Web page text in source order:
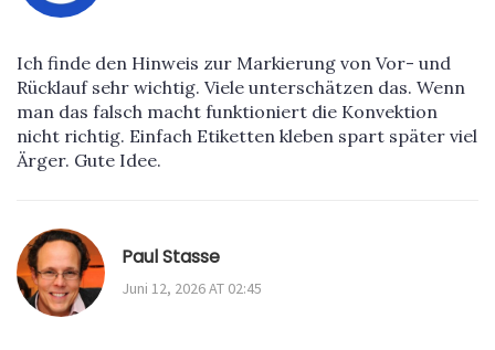
Ich finde den Hinweis zur Markierung von Vor- und
Rücklauf sehr wichtig. Viele unterschätzen das. Wenn
man das falsch macht funktioniert die Konvektion
nicht richtig. Einfach Etiketten kleben spart später viel
Ärger. Gute Idee.
Paul Stasse
Juni 12, 2026 AT 02:45